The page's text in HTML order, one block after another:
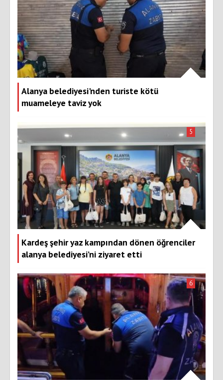
Alanya belediyesi'nden turiste kötü
muameleye taviz yok
Kardeş şehir yaz kampından dönen öğrenciler
alanya belediyesi’ni ziyaret etti
5
6